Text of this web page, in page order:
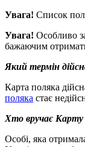
Увага! Список
Увага! Особливо
бажаючим
Який термін
Карта поляка
поляка стає
Хто вручає Карту
Особі, яка